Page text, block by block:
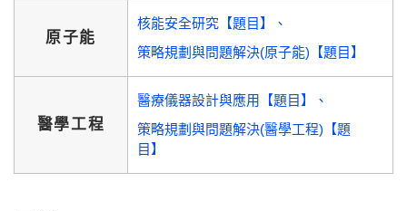
原子能
核能安全研究【題目】
策略規劃與問題解決(原子能)【題目】
醫學工程
醫療儀器設計與應用【題目】
策略規劃與問題解決(醫學工程)【題
目】